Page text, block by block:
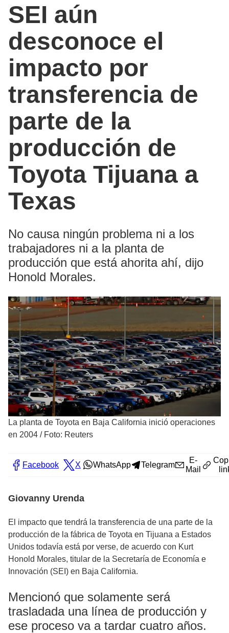
SEI aún
desconoce el
impacto por
transferencia de
parte de la
producción de
Toyota Tijuana a
Texas
No causa ningún problema ni a los
trabajadores ni a la planta de
producción que está ahorita ahí, dijo
Honold Morales.
La planta de Toyota en Baja California inició operaciones
en 2004 / Foto: Reuters
Facebook X WhatsApp Telegram
E-
Mail
Giovanny Urenda
El impacto que tendrá la transferencia de una parte de la
producción de la fábrica de Toyota en Tijuana a Estados
Unidos todavía está por verse, de acuerdo con Kurt
Honold Morales, titular de la Secretaría de Economía e
Innovación (SEI) en Baja California.
Mencionó que solamente será
trasladada una línea de producción y
ese proceso va a tardar cuatro años.